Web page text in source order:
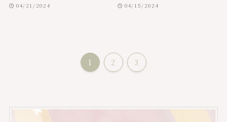
04/21/2024 04/15/2024
1 2 3